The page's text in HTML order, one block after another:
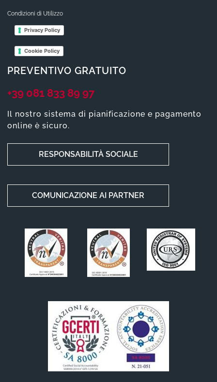
Condizioni di Utilizzo
Privacy Policy
Cookie Policy
PREVENTIVO GRATUITO
+39 081 833 89 97
Il nostro sistema di pianificazione e pagamento
online è sicuro.
RESPONSABILITÀ SOCIALE
COMUNICAZIONE AI PARTNER